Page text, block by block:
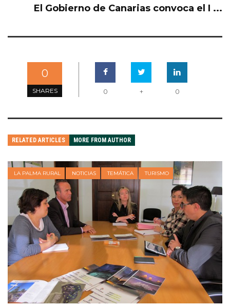
El Gobierno de Canarias convoca el I ...
0
SHARES 0 + 0
RELATED ARTICLES MORE FROM AUTHOR
LA PALMA RURAL NOTICIAS TEMÁTICA TURISMO